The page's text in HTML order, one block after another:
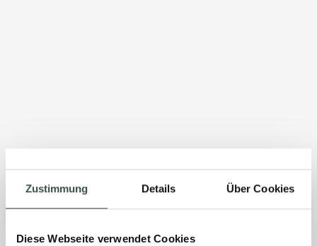
Zustimmung Details Über Cookies
Diese Webseite verwendet Cookies